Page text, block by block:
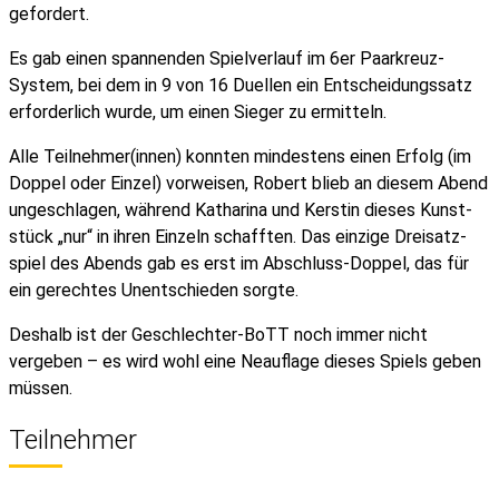
gefordert.
Es gab einen spannenden Spiel­verlauf im 6er Paar­kreuz-
System, bei dem in 9 von 16 Duellen ein Ent­scheidungs­satz
erforderlich wurde, um einen Sieger zu ermitteln.
Alle Teil­nehmer(innen) konnten mindestens einen Erfolg (im
Doppel oder Einzel) vorweisen, Robert blieb an diesem Abend
ungeschlagen, während Katharina und Kerstin dieses Kunst­
stück „nur“ in ihren Einzeln schafften. Das einzige Dreisatz­
spiel des Abends gab es erst im Abschluss-Doppel, das für
ein gerechtes Unentschieden sorgte.
Deshalb ist der Geschlechter-BoTT noch immer nicht
vergeben – es wird wohl eine Neauflage dieses Spiels geben
müssen.
Teilnehmer